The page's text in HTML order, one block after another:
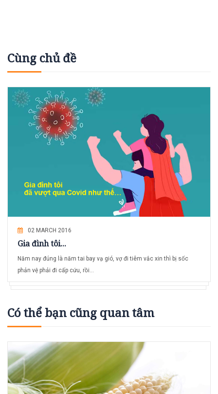
Cùng chủ đề
02 MARCH 2016
Gia đình tôi...
Năm nay đúng là năm tai bay vạ gió, vợ đi tiêm vắc xin thì bị sốc
phản vệ phải đi cấp cứu, rồi...
Có thể bạn cũng quan tâm